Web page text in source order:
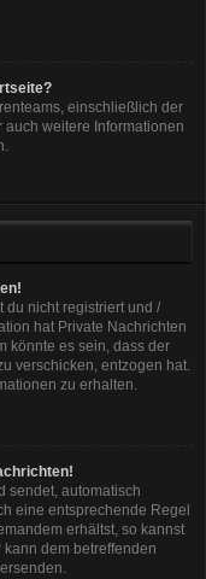
einschließlich der
weitere Informationen
du nicht registriert und /
hat Private Nachrichten
könnte es sein, dass der
verschicken, entzogen hat.
zu erhalten.
sendet, automatisch
eine entsprechende Regel
erhältst, so kannst
dem betreffenden